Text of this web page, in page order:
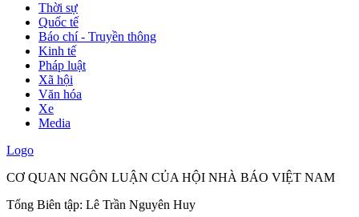
Thời sự
Quốc tế
Báo chí - Truyền thông
Kinh tế
Pháp luật
Xã hội
Văn hóa
Xe
Media
Logo
CƠ QUAN NGÔN LUẬN CỦA HỘI NHÀ BÁO VIỆT NAM
Tổng Biên tập: Lê Trần Nguyên Huy